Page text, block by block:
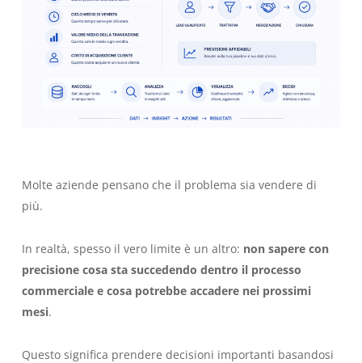
Molte aziende pensano che il problema sia vendere di
più.
In realtà, spesso il vero limite è un altro: non sapere con
precisione cosa sta succedendo dentro il processo
commerciale e cosa potrebbe accadere nei prossimi
mesi.
Questo significa prendere decisioni importanti basandosi